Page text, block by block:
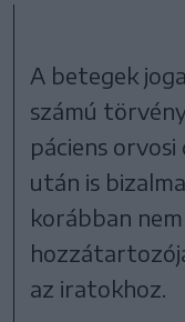
A betegek
számú
páciens
után is
korábban
az iratokhoz.